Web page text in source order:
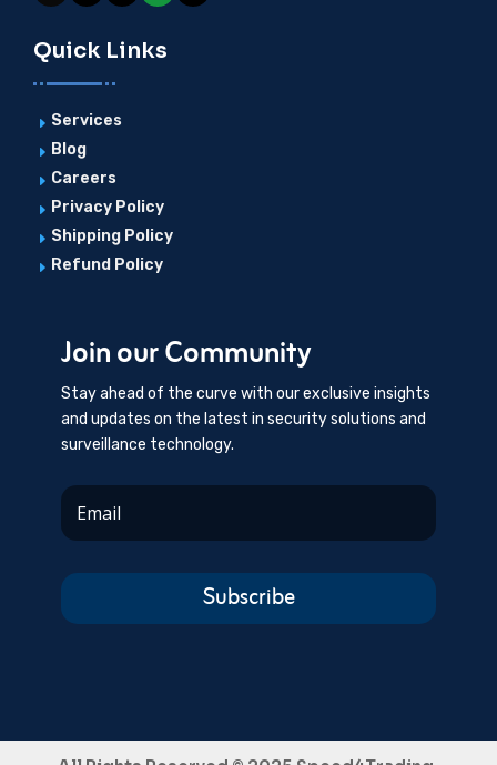
Quick Links
E Services
E Blog
E Careers
E Privacy Policy
E Shipping Policy
E Refund Policy
Join our Community
Stay ahead of the curve with our exclusive insights
and updates on the latest in security solutions and
surveillance technology.
Subscribe